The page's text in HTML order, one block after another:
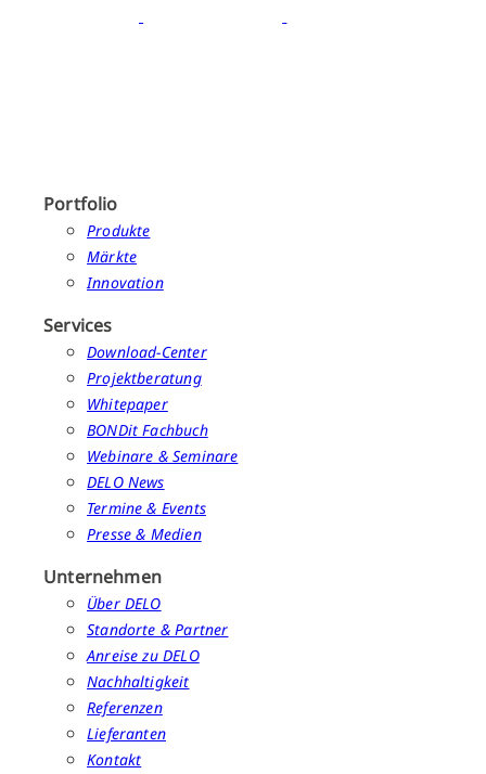
Portfolio
Produkte
Märkte
Innovation
Services
Download-Center
Projektberatung
Whitepaper
BONDit Fachbuch
Webinare & Seminare
DELO News
Termine & Events
Presse & Medien
Unternehmen
Über DELO
Standorte & Partner
Anreise zu DELO
Nachhaltigkeit
Referenzen
Lieferanten
Kontakt